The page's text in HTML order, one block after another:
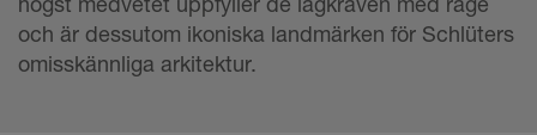
och är dessutom ikoniska landmärken för Schlüters
omisskännliga arkitektur.